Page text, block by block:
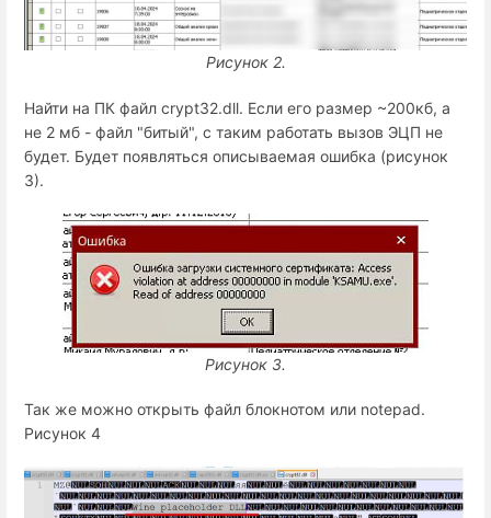
Рисунок 2.
Найти на ПК файл crypt32.dll. Если его размер ~200кб, а
не 2 мб - файл "битый", с таким работать вызов ЭЦП не
будет. Будет появляться описываемая ошибка (рисунок
3).
Рисунок 3.
Так же можно открыть файл блокнотом или notepad.
Рисунок 4